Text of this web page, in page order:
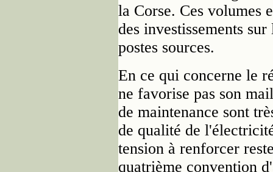
la Corse. Ces volumes
des investissements
postes sources.
En ce qui concerne le
ne favorise pas son
de maintenance sont
de qualité de
tension à renforcer
quatrième convention